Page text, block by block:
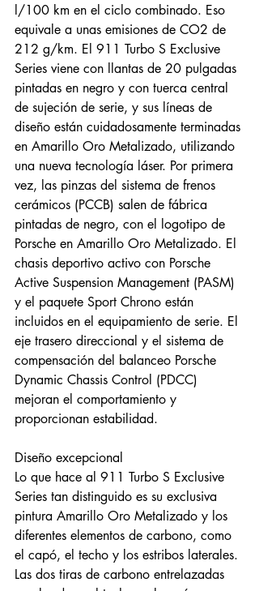
l/100 km en el ciclo combinado. Eso
equivale a unas emisiones de CO2 de
212 g/km. El 911 Turbo S Exclusive
Series viene con llantas de 20 pulgadas
pintadas en negro y con tuerca central
de sujeción de serie, y sus líneas de
diseño están cuidadosamente terminadas
en Amarillo Oro Metalizado, utilizando
una nueva tecnología láser. Por primera
vez, las pinzas del sistema de frenos
cerámicos (PCCB) salen de fábrica
pintadas de negro, con el logotipo de
Porsche en Amarillo Oro Metalizado. El
chasis deportivo activo con Porsche
Active Suspension Management (PASM)
y el paquete Sport Chrono están
incluidos en el equipamiento de serie. El
eje trasero direccional y el sistema de
compensación del balanceo Porsche
Dynamic Chassis Control (PDCC)
mejoran el comportamiento y
proporcionan estabilidad.
Diseño excepcional
Lo que hace al 911 Turbo S Exclusive
Series tan distinguido es su exclusiva
pintura Amarillo Oro Metalizado y los
diferentes elementos de carbono, como
el capó, el techo y los estribos laterales.
Las dos tiras de carbono entrelazadas